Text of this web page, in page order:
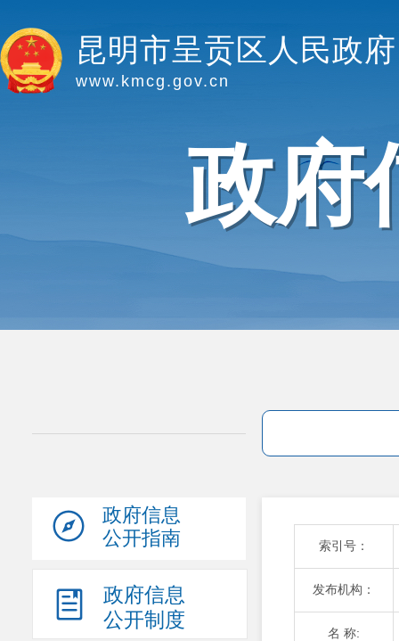
昆明市呈贡区人民政府
www.kmcg.gov.cn
政府
政府信息
公开指南
政府信息
公开制度
索引号：
发布机构：
名 称: